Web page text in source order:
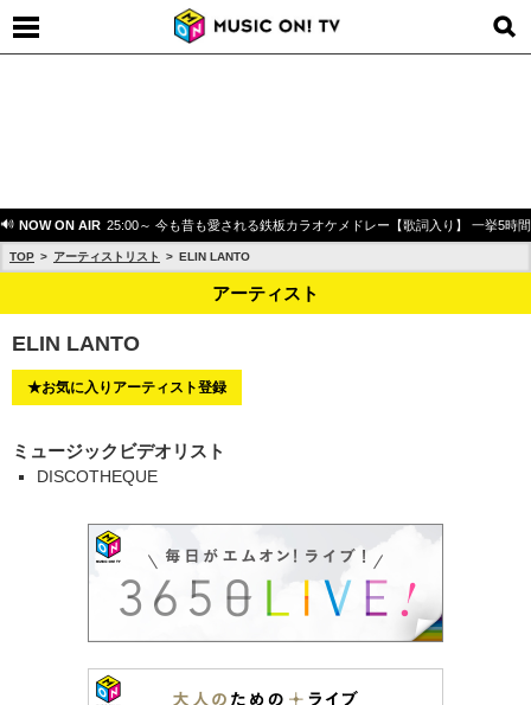
NOW ON AIR 25:00～ 今も昔も愛される鉄板カラオケメドレー【歌詞入り】 一挙5時
TOP アーティストリスト ELIN LANTO
アーティスト
ELIN LANTO
★お気に入りアーティスト登録
ミュージックビデオリスト
DISCOTHEQUE